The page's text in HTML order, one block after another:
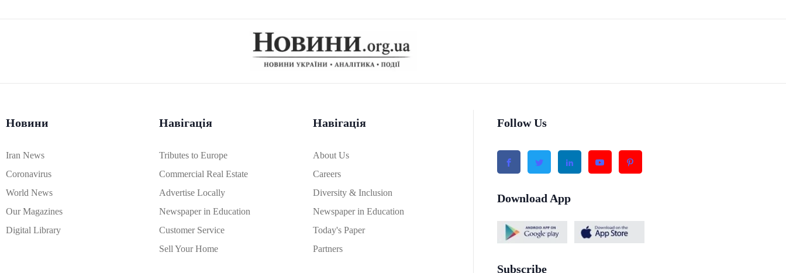
Новини
Iran News
Coronavirus
World News
Our Magazines
Digital Library
Навігація
Tributes to Europe
Commercial Real Estate
Advertise Locally
Newspaper in Education
Customer Service
Sell Your Home
Навігація
About Us
Careers
Diversity & Inclusion
Newspaper in Education
Today's Paper
Partners
Follow Us
Download App
Subscribe